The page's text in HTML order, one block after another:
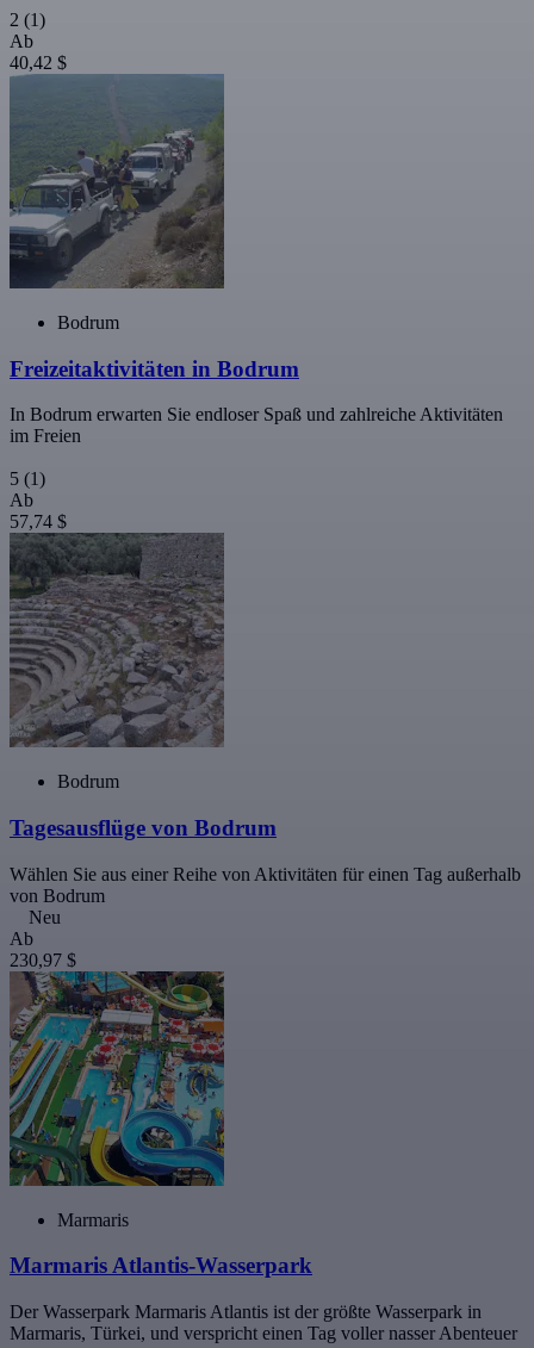
2 (1)
Ab
40,42 $
Bodrum
Freizeitaktivitäten in Bodrum
In Bodrum erwarten Sie endloser Spaß und zahlreiche Aktivitäten
im Freien
5 (1)
Ab
57,74 $
Bodrum
Tagesausflüge von Bodrum
Wählen Sie aus einer Reihe von Aktivitäten für einen Tag außerhalb
von Bodrum
Neu
Ab
230,97 $
Marmaris
Marmaris Atlantis-Wasserpark
Der Wasserpark Marmaris Atlantis ist der größte Wasserpark in
Marmaris, Türkei, und verspricht einen Tag voller nasser Abenteuer